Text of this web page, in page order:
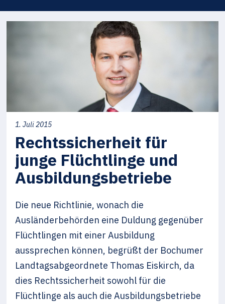
1. Juli 2015
Rechtssicherheit für
junge Flüchtlinge und
Ausbildungsbetriebe
Die neue Richtlinie, wonach die
Ausländerbehörden eine Duldung gegenüber
Flüchtlingen mit einer Ausbildung
aussprechen können, begrüßt der Bochumer
Landtagsabgeordnete Thomas Eiskirch, da
dies Rechtssicherheit sowohl für die
Flüchtlinge als auch die Ausbildungsbetriebe